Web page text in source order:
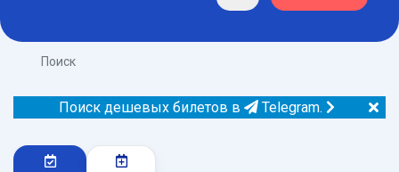
Поиск
Поиск дешевых билетов в Telegram.